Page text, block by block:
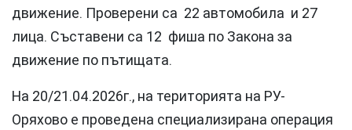
движение. Проверени са 22 автомобила и 27
лица. Съставени са 12 фиша по Закона за
движение по пътищата.
На 20/21.04.2026г., на територията на РУ-
Оряхово е проведена специализирана операция